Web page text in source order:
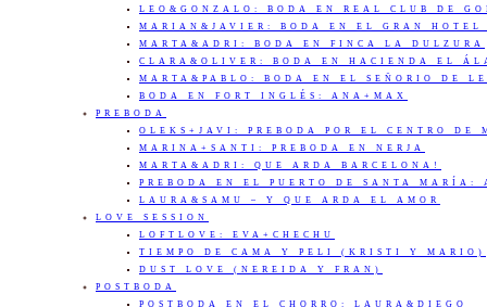
LEO&GONZALO: BODA EN REAL CLUB DE
MARIAN&JAVIER: BODA EN EL GRAN HOTEL
MARTA&ADRI: BODA EN FINCA LA DULZURA
CLARA&OLIVER: BODA EN HACIENDA EL
MARTA&PABLO: BODA EN EL SEÑORIO DE
BODA EN FORT INGLÉS: ANA+MAX
PREBODA
OLEKS+JAVI: PREBODA POR EL CENTRO DE
MARINA+SANTI: PREBODA EN NERJA
MARTA&ADRI: QUE ARDA BARCELONA!
PREBODA EN EL PUERTO DE SANTA MARÍA:
LAURA&SAMU – Y QUE ARDA EL AMOR
LOVE SESSION
LOFTLOVE: EVA+CHECHU
TIEMPO DE CAMA Y PELI (KRISTI Y MARIO)
DUST LOVE (NEREIDA Y FRAN)
POSTBODA
POSTBODA EN EL CHORRO: LAURA&DIEGO